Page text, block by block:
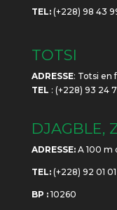
TEL:(+228) 98 43
TOTSI
ADRESSE: Totsi en
TEL : (+228) 93 24
DJAGBLE,
ADRESSE:A 100 m
TEL:(+228) 92 01
BP :10260